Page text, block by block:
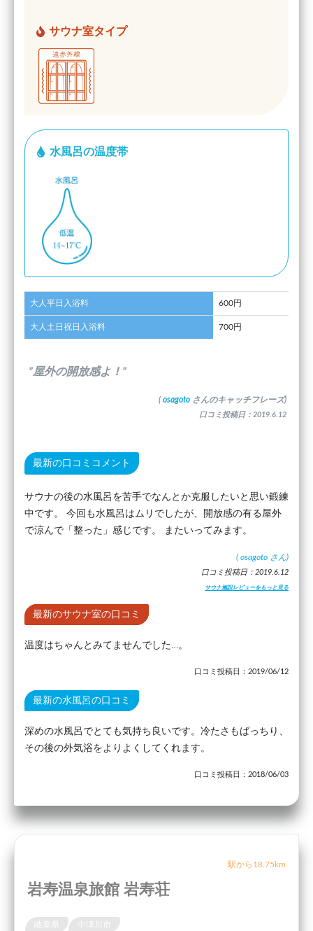
サウナ室タイプ
水風呂の温度帯
大人平日入浴料 600円
大人土日祝日入浴料 700円
”屋外の開放感よ！”
( osagoto さんのキャッチフレーズ)
口コミ投稿日：2019.6.12
最新の口コミコメント
サウナの後の水風呂を苦手でなんとか克服したいと思い鍛練
中です。 今回も水風呂はムリでしたが、開放感の有る屋外
で涼んで「整った」感じです。 またいってみます。
( osagoto さん)
口コミ投稿日：2019.6.12
サウナ施設レビューをもっと見る
最新のサウナ室の口コミ
温度はちゃんとみてませんでした…。
口コミ投稿日：2019/06/12
最新の水風呂の口コミ
深めの水風呂でとても気持ち良いです。冷たさもばっちり、
その後の外気浴をよりよくしてくれます。
口コミ投稿日：2018/06/03
駅から18.75km
岩寿温泉旅館 岩寿荘
岐阜県